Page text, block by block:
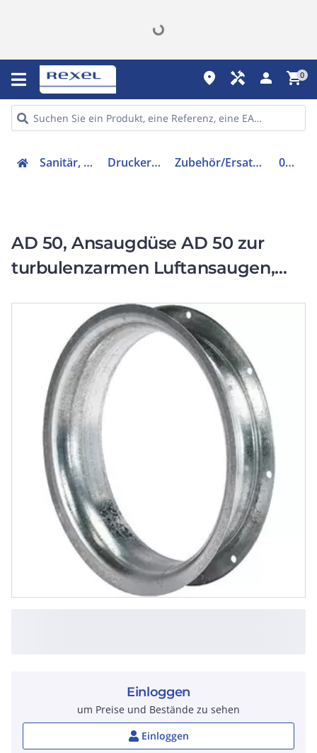
place handyman person shopping_cart0
Sanitär, Heizung, Klima Druckerhöhung/-abfall Zubehör/Ersatzteile für Ventilatoren 0180.0625
AD 50, Ansaugdüse AD 50 zur
turbulenzarmen Luftansaugen,
Einloggen
um Preise und Bestände zu sehen
Einloggen